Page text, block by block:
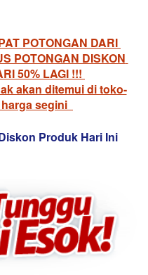
POTONGAN DARI
POTONGAN DISKON
50% LAGI !!!
akan ditemui di toko-
segini
Produk Hari Ini